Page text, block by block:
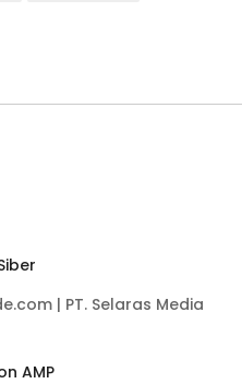
| PT. Selaras Media
AMP